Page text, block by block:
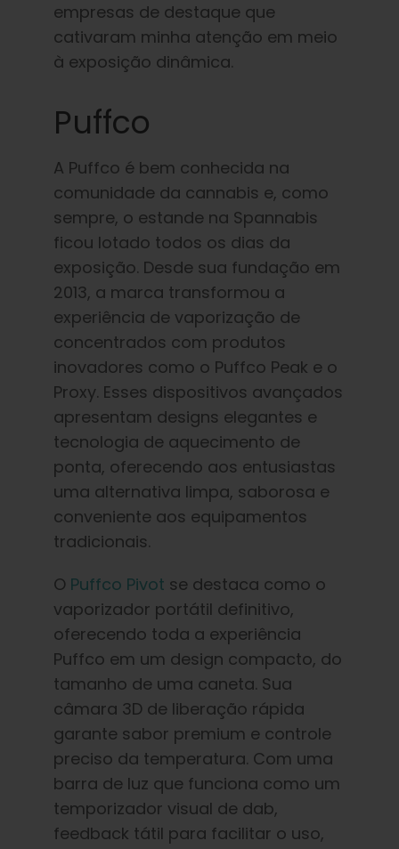
empresas de destaque que
cativaram minha atenção em meio
à exposição dinâmica.
Puffco
A Puffco é bem conhecida na
comunidade da cannabis e, como
sempre, o estande na Spannabis
ficou lotado todos os dias da
exposição. Desde sua fundação em
2013, a marca transformou a
experiência de vaporização de
concentrados com produtos
inovadores como o Puffco Peak e o
Proxy. Esses dispositivos avançados
apresentam designs elegantes e
tecnologia de aquecimento de
ponta, oferecendo aos entusiastas
uma alternativa limpa, saborosa e
conveniente aos equipamentos
tradicionais.
O Puffco Pivot se destaca como o
vaporizador portátil definitivo,
oferecendo toda a experiência
Puffco em um design compacto, do
tamanho de uma caneta. Sua
câmara 3D de liberação rápida
garante sabor premium e controle
preciso da temperatura. Com uma
barra de luz que funciona como um
temporizador visual de dab,
feedback tátil para facilitar o uso,